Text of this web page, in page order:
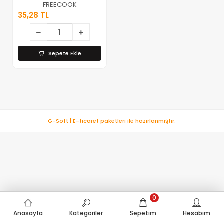
Kek Kapsülü*100
FREECOOK
35,28 TL
Sepete Ekle
Anasayfa Kategoriler Sepetim
0
Hesabım
G-Soft | E-ticaret paketleri ile hazırlanmıştır.